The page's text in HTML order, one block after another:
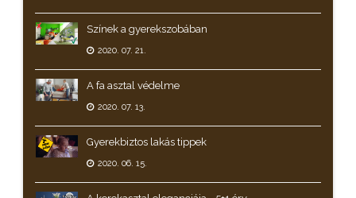
Színek a gyerekszobában
2020. 07. 21.
A fa asztal védelme
2020. 07. 13.
Gyerekbiztos lakás tippek
2020. 06. 15.